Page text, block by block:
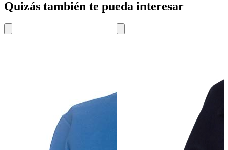
Quizás también te pueda interesar